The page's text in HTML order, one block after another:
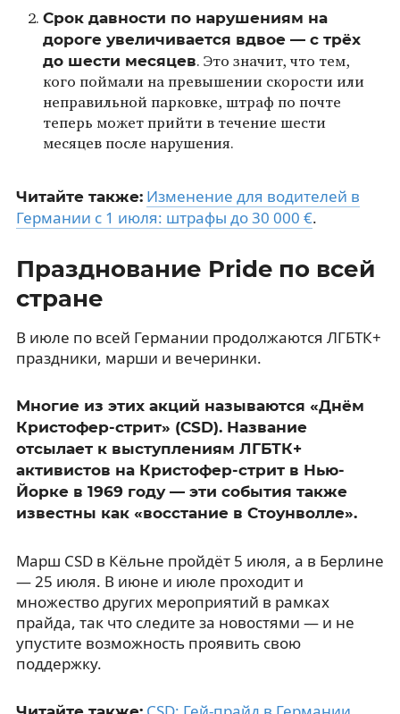
Срок давности по нарушениям на
дороге увеличивается вдвое — с трёх
до шести месяцев. Это значит, что тем,
кого поймали на превышении скорости или
неправильной парковке, штраф по почте
теперь может прийти в течение шести
месяцев после нарушения.
Читайте также: Изменение для водителей в
Германии с 1 июля: штрафы до 30 000 €.
Празднование Pride по всей
стране
В июле по всей Германии продолжаются ЛГБТК+
праздники, марши и вечеринки.
Многие из этих акций называются «Днём
Кристофер-стрит» (CSD). Название
отсылает к выступлениям ЛГБТК+
активистов на Кристофер-стрит в Нью-
Йорке в 1969 году — эти события также
известны как «восстание в Стоунволле».
Марш CSD в Кёльне пройдёт 5 июля, а в Берлине
— 25 июля. В июне и июле проходит и
множество других мероприятий в рамках
прайда, так что следите за новостями — и не
упустите возможность проявить свою
поддержку.